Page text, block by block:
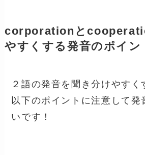
corporationと
やすくする発音のポイン
２語の発音を聞き分けやすく
以下のポイントに注意して発
いです！